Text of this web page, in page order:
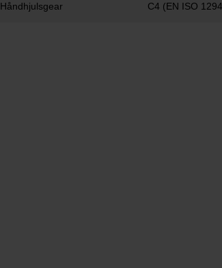
Håndhjulsgear C4 (EN ISO